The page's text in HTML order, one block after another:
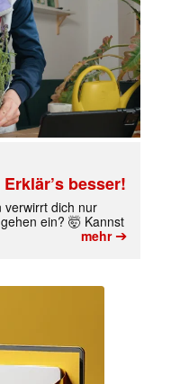
besser!
verwirrt dich nur
ein? 🤯 Kannst
mehr➔